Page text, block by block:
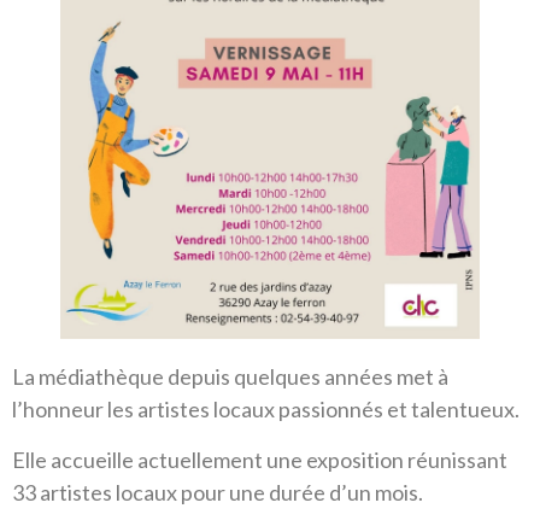
La médiathèque depuis quelques années met à
l’honneur les artistes locaux passionnés et talentueux.
Elle accueille actuellement une exposition réunissant
33 artistes locaux pour une durée d’un mois.